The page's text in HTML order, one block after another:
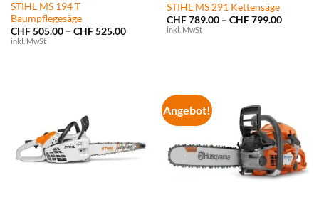
STIHL MS 194 T
Baumpflegesäge
CHF505.00 – CHF525.00Preisspanne:
inkl. MwSt
STIHL MS 291 Kettensäge
CHF789.00 – CHF799.00
inkl. MwSt
Angebot!